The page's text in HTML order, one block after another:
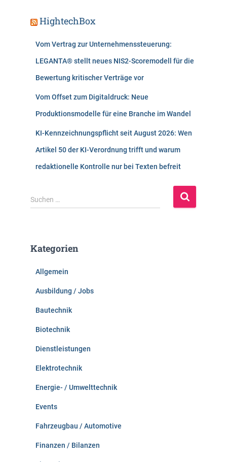
HightechBox
Vom Vertrag zur Unternehmenssteuerung:
LEGANTA® stellt neues NIS2-Scoremodell für die
Bewertung kritischer Verträge vor
Vom Offset zum Digitaldruck: Neue
Produktionsmodelle für eine Branche im Wandel
KI-Kennzeichnungspflicht seit August 2026: Wen
Artikel 50 der KI-Verordnung trifft und warum
redaktionelle Kontrolle nur bei Texten befreit
S
u
n
Suchen …
Kategorien
Allgemein
Ausbildung / Jobs
Bautechnik
Biotechnik
Dienstleistungen
Elektrotechnik
Energie- / Umwelttechnik
Events
Fahrzeugbau / Automotive
Finanzen / Bilanzen